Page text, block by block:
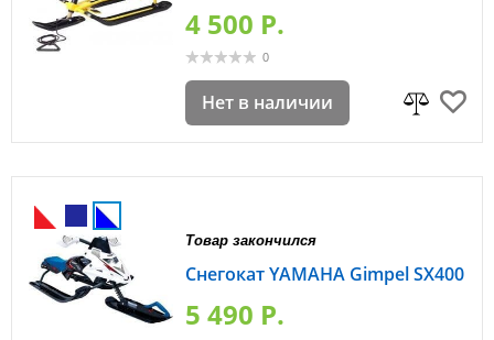
4 500 P.
0
Нет в наличии
Товар закончился
Снегокат YAMAHA Gimpel SX400
5 490 P.